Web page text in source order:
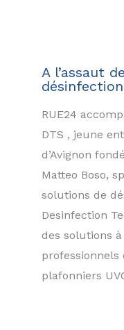
A l’assaut
désinfection
RUE24
DTS , jeune
d’Avignon
Matteo Boso,
solutions de
Desinfection
des solutions
professionnels
plafonniers